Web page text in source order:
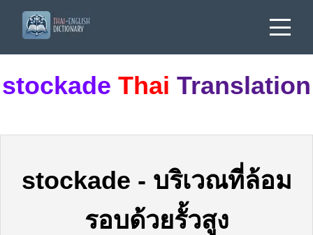
stockade Thai Translation
stockade - บริเวณที่ล้อม
รอบด้วยรั้วสูง